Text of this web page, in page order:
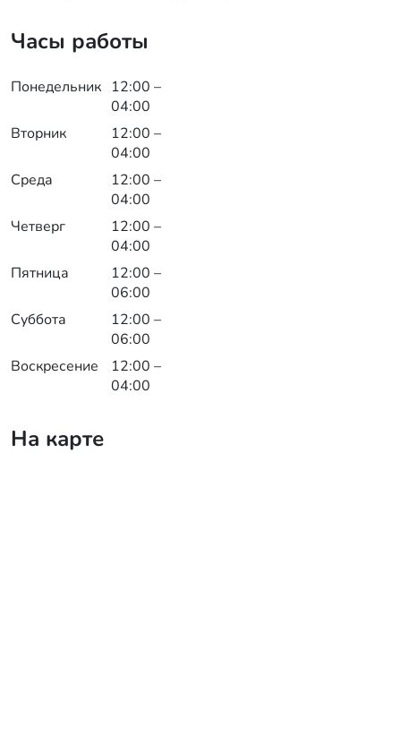
Часы работы
Понедельник 12:00 –
04:00
Вторник
12:00 –
04:00
Среда
12:00 –
04:00
Четверг
12:00 –
04:00
Пятница
12:00 –
06:00
Суббота
12:00 –
06:00
Воскресение
12:00 –
04:00
На карте